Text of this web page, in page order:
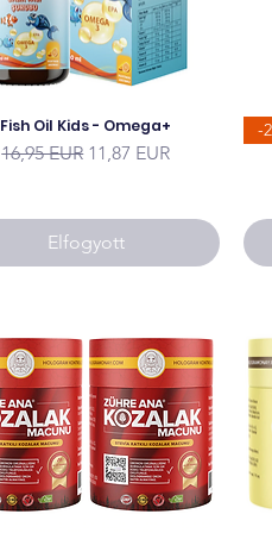
Fish Oil Kids - Omega+
Szokásos ár
16,95 EUR Akciós ár
11,87 EUR
Elfogyott
-